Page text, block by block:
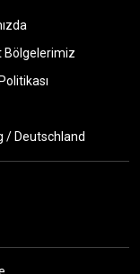
/ Deutschland